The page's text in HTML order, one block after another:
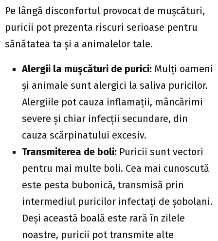
Pe lângă disconfortul provocat de mușcături,
puricii pot prezenta riscuri serioase pentru
sănătatea ta și a animalelor tale.
Alergii la mușcături de purici: Mulți oameni
și animale sunt alergici la saliva puricilor.
Alergiile pot cauza inflamații, mâncărimi
severe și chiar infecții secundare, din
cauza scărpinatului excesiv.
Transmiterea de boli: Puricii sunt vectori
pentru mai multe boli. Cea mai cunoscută
este pesta bubonică, transmisă prin
intermediul puricilor infectați de șobolani.
Deși această boală este rară în zilele
noastre, puricii pot transmite alte